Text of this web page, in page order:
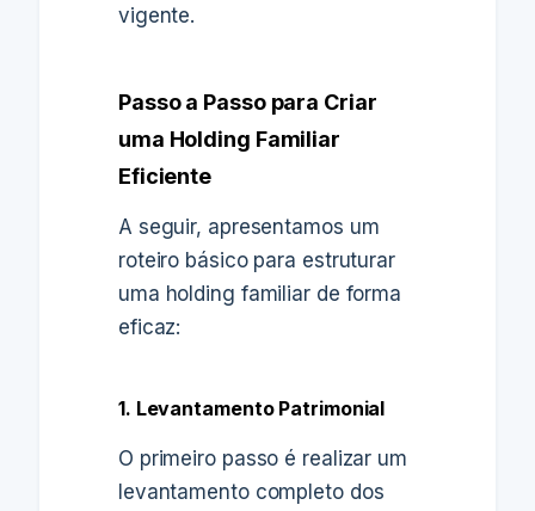
vigente.
Passo a Passo para Criar
uma Holding Familiar
Eficiente
A seguir, apresentamos um
roteiro básico para estruturar
uma holding familiar de forma
eficaz:
1. Levantamento Patrimonial
O primeiro passo é realizar um
levantamento completo dos